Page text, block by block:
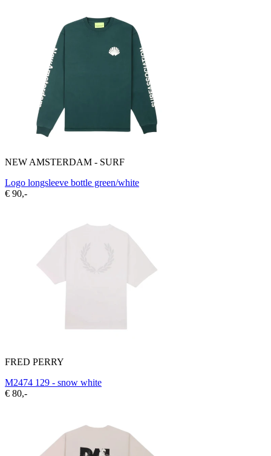
NEW AMSTERDAM - SURF
Logo longsleeve bottle green/white
€ 90,-
FRED PERRY
M2474 129 - snow white
€ 80,-